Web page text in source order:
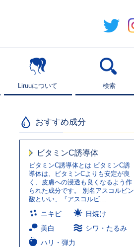
Liruuについて
Liruuについて 検索
検索
おすすめ成分
ビタミンC誘導体
ビタミンC誘導体とは ビタミンC誘
導体は、ビタミンCよりも安定が良
く、皮膚への浸透も良くなるよう作
られた成分です。 別名アスコルビン
酸といい、『アスコルビ…
ニキビ
日焼け
美白
シワ・たるみ
ハリ・弾力